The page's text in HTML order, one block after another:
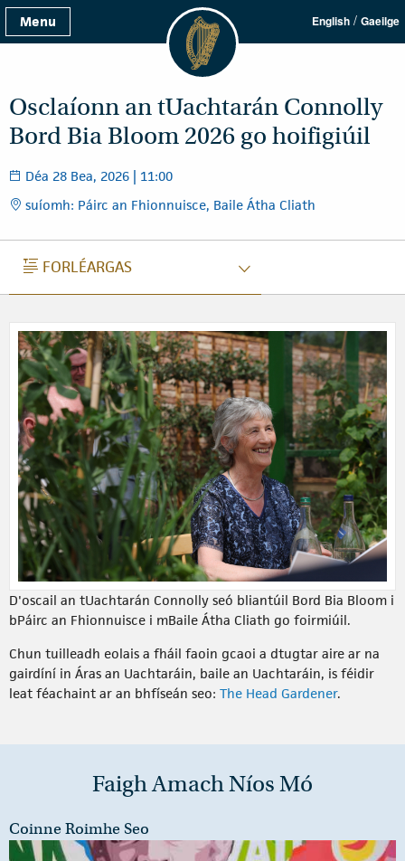
Menu English / Gaeilge
Osclaíonn an tUachtarán Connolly
Bord Bia Bloom 2026 go hoifigiúil
Déa 28 Bea, 2026 | 11:00
suíomh: Páirc an Fhionnuisce, Baile Átha Cliath
FORLÉARGAS
FORLÉARGAS
D'oscail an tUachtarán Connolly seó bliantúil Bord Bia Bloom i
bPáirc an Fhionnuisce i mBaile Átha Cliath go foirmiúil.
Chun tuilleadh eolais a fháil faoin gcaoi a dtugtar aire ar na
gairdíní in Áras an Uachtaráin, baile an Uachtaráin, is féidir
leat féachaint ar an bhfíseán seo: The Head Gardener.
Faigh Amach Níos Mó
Coinne Roimhe Seo